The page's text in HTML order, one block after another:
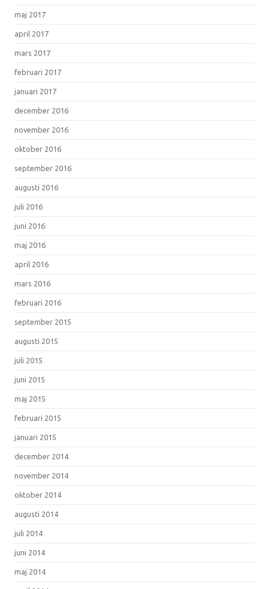
maj 2017
april 2017
mars 2017
februari 2017
januari 2017
december 2016
november 2016
oktober 2016
september 2016
augusti 2016
juli 2016
juni 2016
maj 2016
april 2016
mars 2016
februari 2016
september 2015
augusti 2015
juli 2015
juni 2015
maj 2015
februari 2015
januari 2015
december 2014
november 2014
oktober 2014
augusti 2014
juli 2014
juni 2014
maj 2014